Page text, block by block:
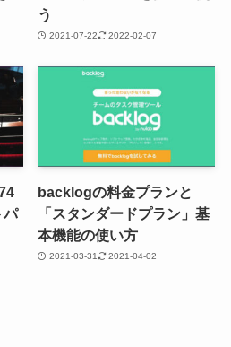
う
2021-07-22 2022-02-07
パ
backlogの料金プランと
「スタンダードプラン」基
本機能の使い方
2021-03-31 2021-04-02